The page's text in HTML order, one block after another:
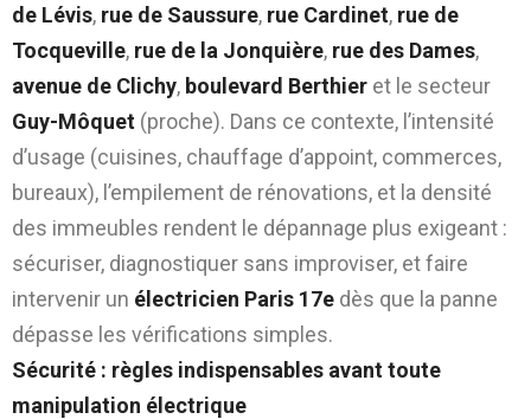
de Lévis, rue de Saussure, rue Cardinet, rue de
Tocqueville, rue de la Jonquière, rue des Dames,
avenue de Clichy, boulevard Berthier et le secteur
Guy-Môquet (proche). Dans ce contexte, l’intensité
d’usage (cuisines, chauffage d’appoint, commerces,
bureaux), l’empilement de rénovations, et la densité
des immeubles rendent le dépannage plus exigeant :
sécuriser, diagnostiquer sans improviser, et faire
intervenir un électricien Paris 17e dès que la panne
dépasse les vérifications simples.
Sécurité : règles indispensables avant toute
manipulation électrique